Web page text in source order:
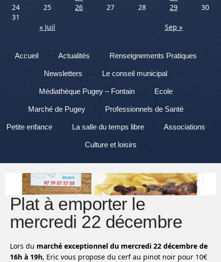
24
25 26 27 28 29
30
31
« Juil
Sep »
Menu
Aller au contenu
Accueil Actualités Renseignements Pratiques
Newsletters Le conseil municipal
Médiathèque Pugey – Fontain Ecole
Marché de Pugey Professionnels de Santé
Petite enfance La salle du temps libre Associations
Culture et loisirs
Plat à emporter le
mercredi 22 décembre
Lors du marché exceptionnel du mercredi 22 décembre de
16h à 19h, Eric vous propose du cerf au pinot noir pour 10€